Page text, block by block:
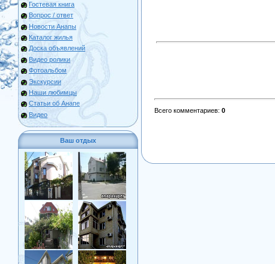
Гостевая книга
Вопрос / ответ
Новости Анапы
Каталог жилья
Доска объявлений
Видео ролики
Фотоальбом
Экскурсии
Наши любимцы
Статьи об Анапе
Видео
Ваш отдых
Всего комментариев: 0